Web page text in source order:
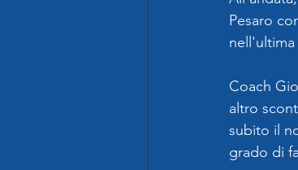
Pesaro
Coach
altro
subito il
grado di